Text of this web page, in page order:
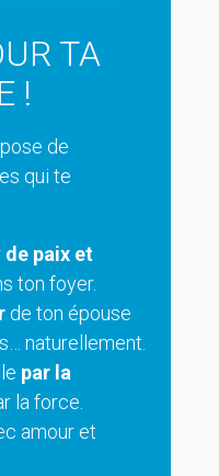
TA
!
de
qui te
de paix et
ton foyer.
de ton épouse
naturellement.
par la
la force.
amour et